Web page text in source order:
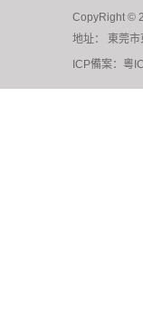
CopyRight ©
地址： 東莞
ICP備案： 粵